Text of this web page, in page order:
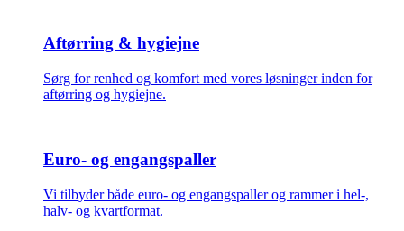
Aftørring & hygiejne
Sørg for renhed og komfort med vores løsninger inden for
aftørring og hygiejne.
Euro- og engangspaller
Vi tilbyder både euro- og engangspaller og rammer i hel-,
halv- og kvartformat.